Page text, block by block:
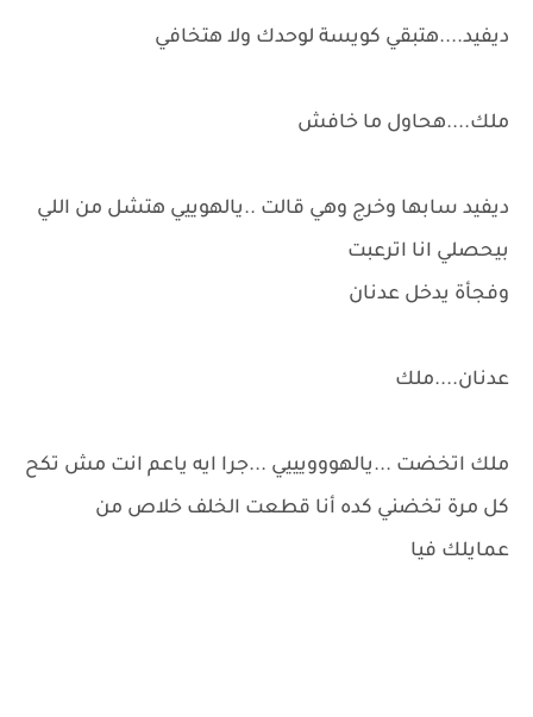
ديفيد....هتبقي كويسة لوحدك ولا هتخافي
ملك....هحاول ما خافش
ديفيد سابها وخرج وهي قالت ..يالهوييي هتشل من اللي
بيحصلي انا اترعبت
وفجأة يدخل عدنان
عدنان....ملك
ملك اتخضت ...يالهووويييي ...جرا ايه ياعم انت مش تكح
كل مرة تخضني كده أنا قطعت الخلف خلاص من
عمايلك فيا